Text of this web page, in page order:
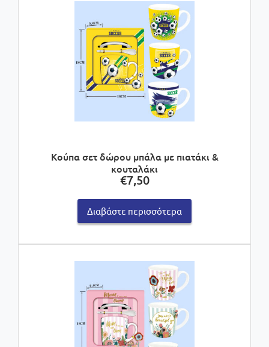
Κούπα σετ δώρου μπάλα με πιατάκι &
κουταλάκι
€7,50
Διαβάστε περισσότερα